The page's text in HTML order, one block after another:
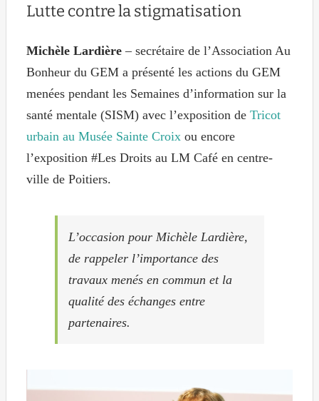
Lutte contre la stigmatisation
Michèle Lardière– secrétaire de l’Association Au
Bonheur du GEM a présenté les actions du GEM
menées pendant les Semaines d’information sur la
santé mentale (SISM) avec l’exposition de Tricot
urbain au Musée Sainte Croixou encore
l’exposition #Les Droits au LM Café en centre-
ville de Poitiers.
L’occasion pour Michèle Lardière,
de rappeler l’importance des
travaux menés en commun et la
qualité des échanges entre
partenaires.